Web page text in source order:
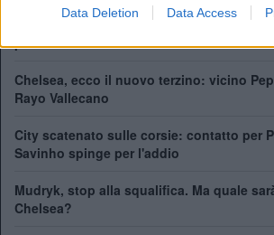
Data Deletion Data Access
41 giocatori in rosa al Chelsea. Chi può
partirà
Chelsea, ecco il nuovo terzino: vicino
Rayo Vallecano
City scatenato sulle corsie: contatto per
Savinho spinge per l'addio
Mudryk, stop alla squalifica. Ma quale
Chelsea?